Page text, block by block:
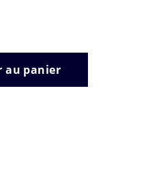
au panier